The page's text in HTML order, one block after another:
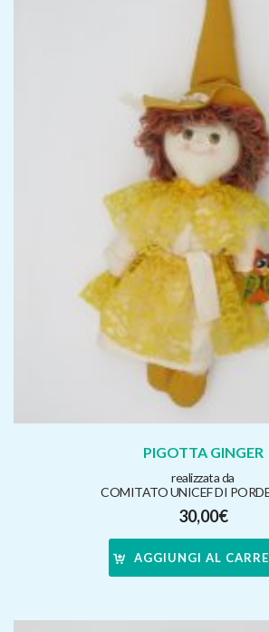
PIGOTTA GINGER
realizzata da
COMITATO UNICEF DI
30,00€
AGGIUNGI AL